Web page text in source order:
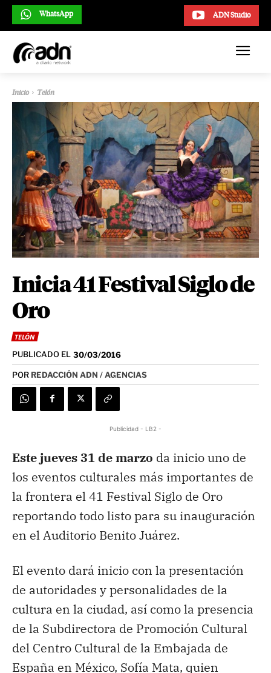
ADN Studio
WhatsApp
Inicio Telón
Inicia 41 Festival Siglo de
Oro
TELÓN
PUBLICADO EL 30/03/2016
POR REDACCIÓN ADN / AGENCIAS
Publicidad - LB2 -
Este jueves 31 de marzo da inicio uno de
los eventos culturales más importantes de
la frontera el 41 Festival Siglo de Oro
reportando todo listo para su inauguración
en el Auditorio Benito Juárez.
El evento dará inicio con la presentación
de autoridades y personalidades de la
cultura en la ciudad, así como la presencia
de la Subdirectora de Promoción Cultural
del Centro Cultural de la Embajada de
España en México, Sofía Mata, quien